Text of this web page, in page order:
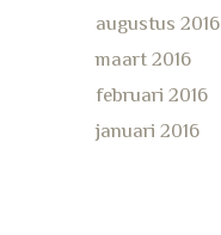
augustus 2016
maart 2016
februari 2016
januari 2016